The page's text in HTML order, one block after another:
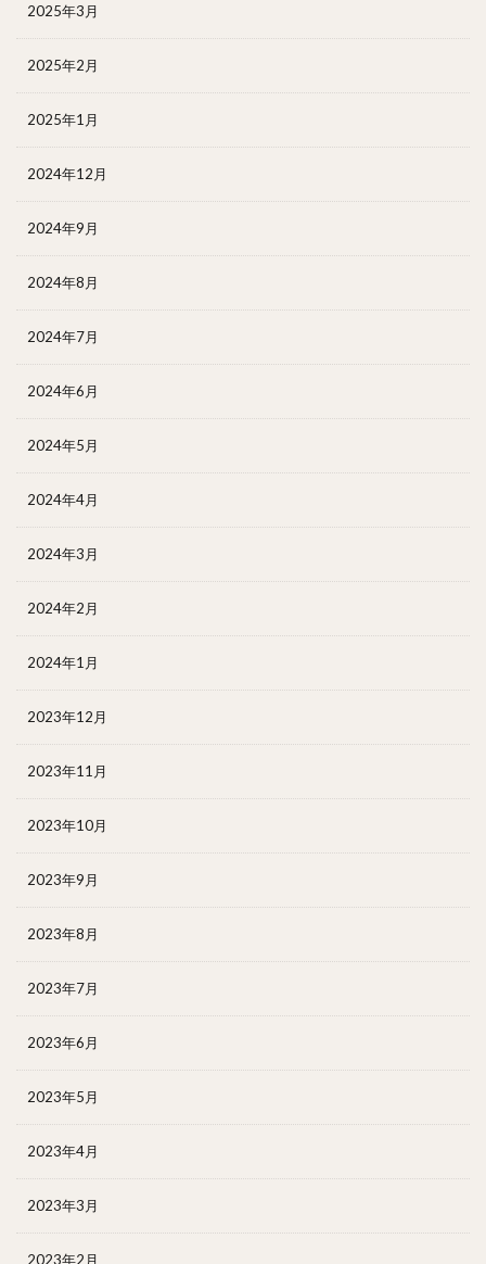
2025年3月
2025年2月
2025年1月
2024年12月
2024年9月
2024年8月
2024年7月
2024年6月
2024年5月
2024年4月
2024年3月
2024年2月
2024年1月
2023年12月
2023年11月
2023年10月
2023年9月
2023年8月
2023年7月
2023年6月
2023年5月
2023年4月
2023年3月
2023年2月